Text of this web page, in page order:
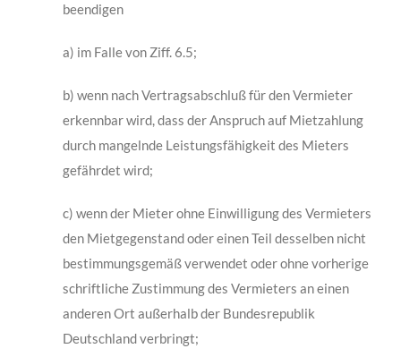
beendigen
a) im Falle von Ziff. 6.5;
b) wenn nach Vertragsabschluß für den Vermieter
erkennbar wird, dass der Anspruch auf Mietzahlung
durch mangelnde Leistungsfähigkeit des Mieters
gefährdet wird;
c) wenn der Mieter ohne Einwilligung des Vermieters
den Mietgegenstand oder einen Teil desselben nicht
bestimmungsgemäß verwendet oder ohne vorherige
schriftliche Zustimmung des Vermieters an einen
anderen Ort außerhalb der Bun­desrepublik
Deutschland verbringt;